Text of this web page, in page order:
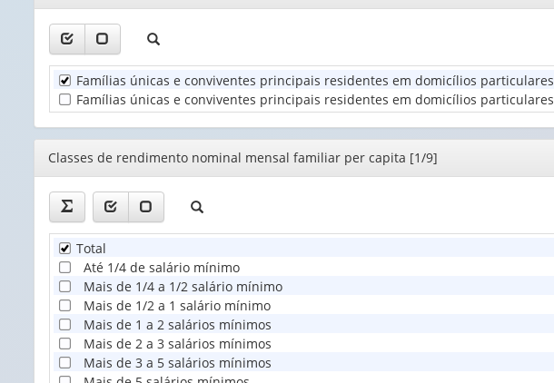
Unidade
Territorial
(1)
Tipo
de
composição
familiar
(1)
Famílias únicas e conviventes principais residentes em domicílios
Famílias únicas e conviventes principais residentes em domicílios
Editor
Classes de rendimento nominal mensal familiar per capita [1/9]
Total
Até 1/4 de salário mínimo
Mais de 1/4 a 1/2 salário mínimo
Mais de 1/2 a 1 salário mínimo
Mais de 1 a 2 salários mínimos
Mais de 2 a 3 salários mínimos
Mais de 3 a 5 salários mínimos